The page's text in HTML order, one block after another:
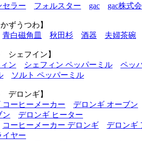
セラー
フォルスター gac gac株式
ずうつわ】
青白磁角皿 秋田杉 酒器 夫婦茶碗
シェフイン】
ン シェフィン ペッパーミル
ペッ
ソルト ペッパーミル
デロンギ】
コーヒーメーカー
デロンギ オーブン
ン
デロンギ ヒーター
コーヒーメーカー デロンギ
デロンギ
イヤー